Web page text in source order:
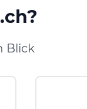
Blick